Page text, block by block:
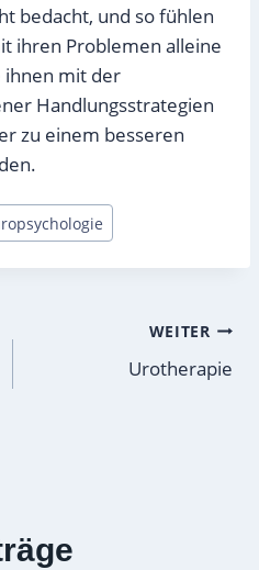
bedacht, und so fühlen
ihren Problemen alleine
ihnen mit der
Handlungsstrategien
zu einem besseren
WEITER
Urotherapie